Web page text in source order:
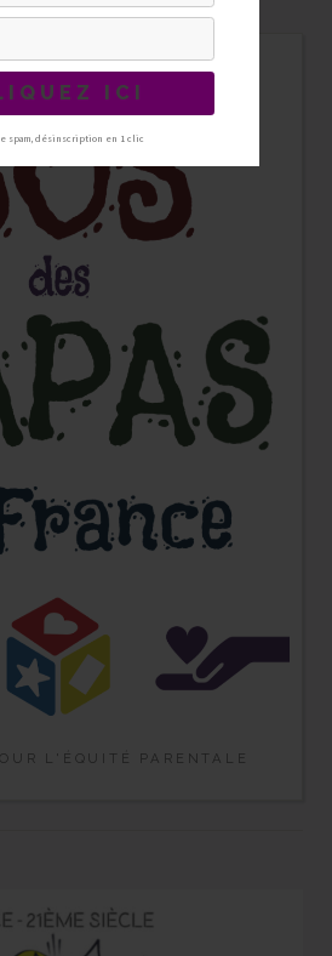
spam, désinscription en 1 clic
L'ÉQUITÉ PARENTALE